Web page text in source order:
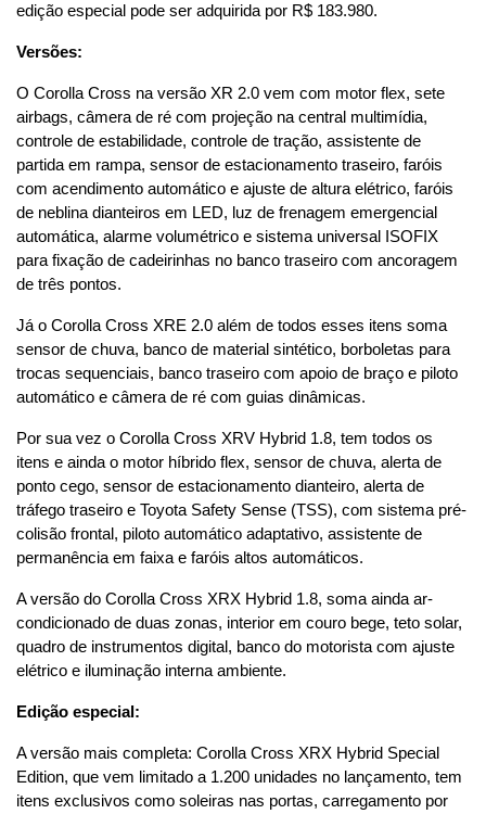
edição especial pode ser adquirida por R$ 183.980.
Versões:
O Corolla Cross na versão XR 2.0 vem com motor flex, sete
airbags, câmera de ré com projeção na central multimídia,
controle de estabilidade, controle de tração, assistente de
partida em rampa, sensor de estacionamento traseiro, faróis
com acendimento automático e ajuste de altura elétrico, faróis
de neblina dianteiros em LED, luz de frenagem emergencial
automática, alarme volumétrico e sistema universal ISOFIX
para fixação de cadeirinhas no banco traseiro com ancoragem
de três pontos.
Já o Corolla Cross XRE 2.0 além de todos esses itens soma
sensor de chuva, banco de material sintético, borboletas para
trocas sequenciais, banco traseiro com apoio de braço e piloto
automático e câmera de ré com guias dinâmicas.
Por sua vez o Corolla Cross XRV Hybrid 1.8, tem todos os
itens e ainda o motor híbrido flex, sensor de chuva, alerta de
ponto cego, sensor de estacionamento dianteiro, alerta de
tráfego traseiro e Toyota Safety Sense (TSS), com sistema pré-
colisão frontal, piloto automático adaptativo, assistente de
permanência em faixa e faróis altos automáticos.
A versão do Corolla Cross XRX Hybrid 1.8, soma ainda ar-
condicionado de duas zonas, interior em couro bege, teto solar,
quadro de instrumentos digital, banco do motorista com ajuste
elétrico e iluminação interna ambiente.
Edição especial:
A versão mais completa: Corolla Cross XRX Hybrid Special
Edition, que vem limitado a 1.200 unidades no lançamento, tem
itens exclusivos como soleiras nas portas, carregamento por